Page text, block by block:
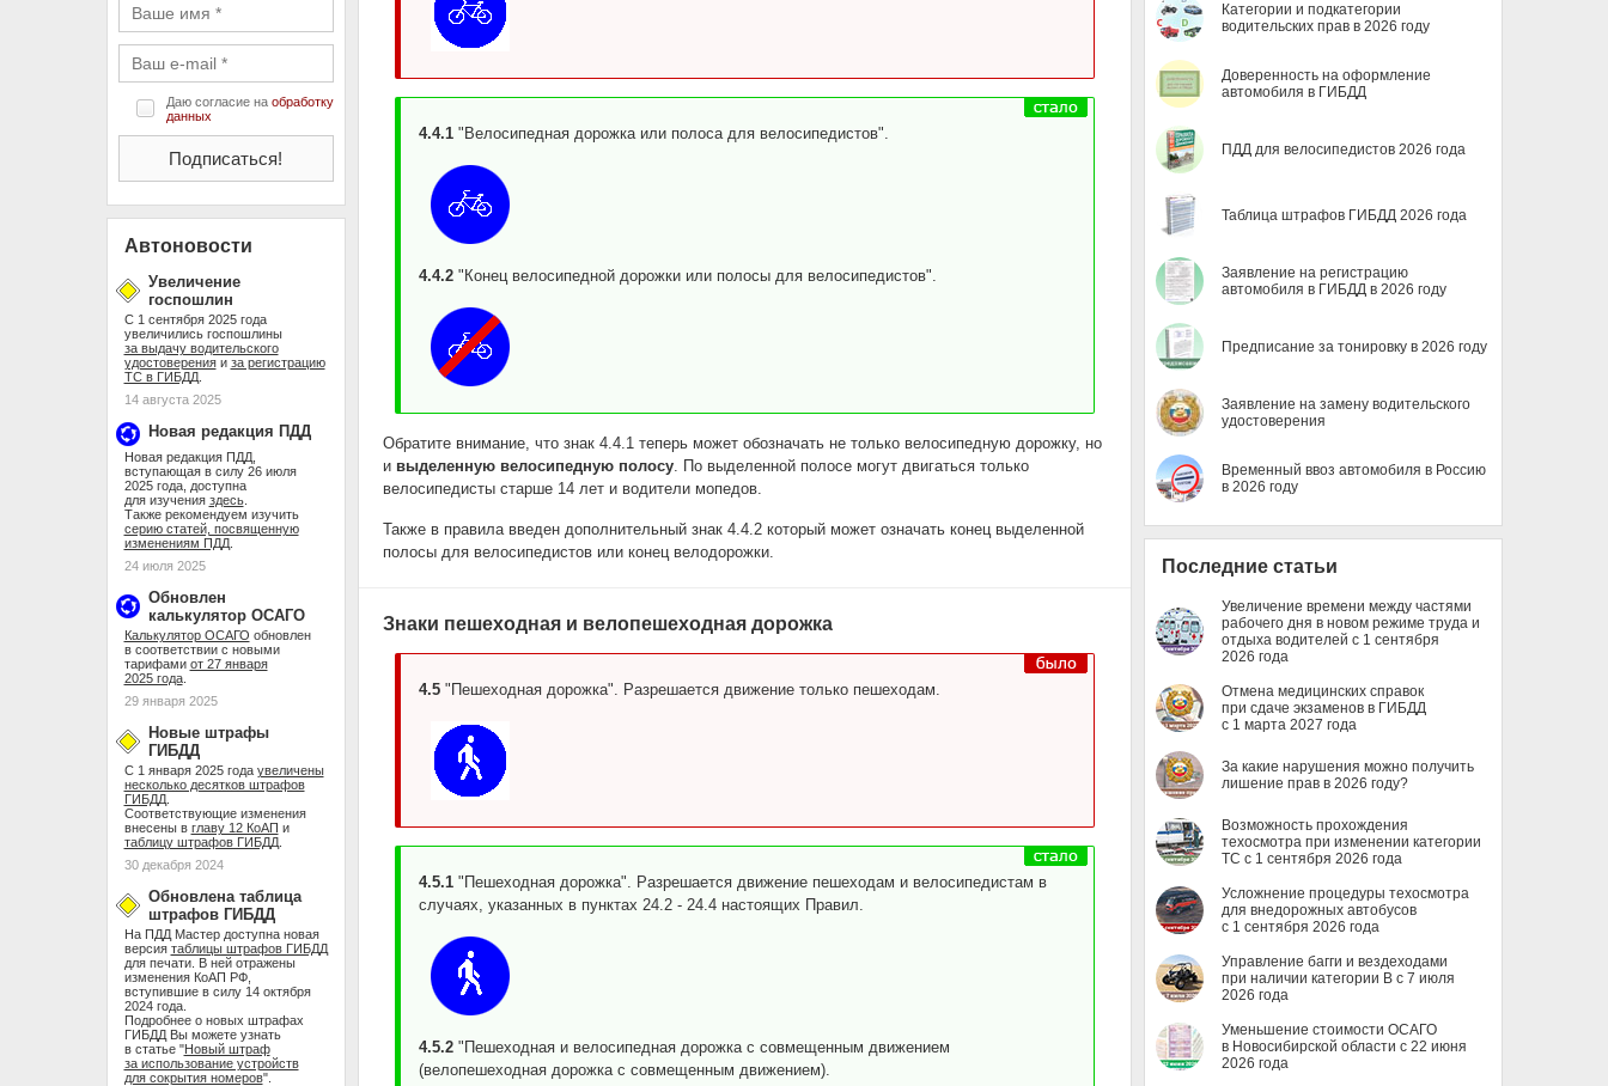
Даю согласие на обработку
данных
Автоновости
Увеличение
госпошлин
С 1 сентября 2025 года
увеличились госпошлины
за выдачу водительского
удостоверенияи за регистрацию
ТС в ГИБДД.
14 августа 2025
Новая редакция ПДД
Новая редакция ПДД,
вступающая в силу 26 июля
2025 года, доступна
для изучения здесь.
Также рекомендуем изучить
серию статей, посвященную
изменениям ПДД.
24 июля 2025
Обновлен
калькулятор ОСАГО
Калькулятор ОСАГО обновлен
в соответствии с новыми
тарифами от 27 января
2025 года.
29 января 2025
Новые штрафы
ГИБДД
С 1 января 2025 года увеличены
несколько десятков штрафов
ГИБДД.
Соответствующие изменения
внесены в главу 12 КоАП и
таблицу штрафов ГИБДД.
30 декабря 2024
Обновлена таблица
штрафов ГИБДД
На ПДД Мастер доступна новая
версия таблицы штрафов ГИБДД
для печати. В ней отражены
изменения КоАП РФ,
вступившие в силу 14 октября
2024 года.
Подробнее о новых штрафах
ГИБДД Вы можете узнать
в статье "Новый штраф
за использование устройств
для сокрытия номеров".
4.4.1"Велосипедная дорожка или полоса для велосипедистов".
4.4.2"Конец велосипедной дорожки или полосы для велосипедистов".
Обратите внимание, что знак 4.4.1 теперь может обозначать не только велосипедную дорожку, но
и выделенную велосипедную полосу. По выделенной полосе могут двигаться только
велосипедисты старше 14 лет и водители мопедов.
Также в правила введен дополнительный знак 4.4.2 который может означать конец выделенной
полосы для велосипедистов или конец велодорожки.
Знаки пешеходная и велопешеходная дорожка
4.5"Пешеходная дорожка". Разрешается движение только пешеходам.
4.5.1"Пешеходная дорожка". Разрешается движение пешеходам и велосипедистам в
случаях, указанных в пунктах 24.2 - 24.4 настоящих Правил.
4.5.2"Пешеходная и велосипедная дорожка с совмещенным движением
(велопешеходная дорожка с совмещенным движением).
Категории и подкатегории
водительских прав в 2026 году
Доверенность на оформление
автомобиля в ГИБДД
ПДД для велосипедистов 2026 года
Таблица штрафов ГИБДД 2026 года
Заявление на регистрацию
автомобиля в ГИБДД в 2026 году
Предписание за тонировку в 2026 году
Заявление на замену водительского
удостоверения
Временный ввоз автомобиля в Россию
в 2026 году
Последние статьи
Увеличение времени между частями
рабочего дня в новом режиме труда и
отдыха водителей с 1 сентября
2026 года
Отмена медицинских справок
при сдаче экзаменов в ГИБДД
с 1 марта 2027 года
За какие нарушения можно получить
лишение прав в 2026 году?
Возможность прохождения
техосмотра при изменении категории
ТС с 1 сентября 2026 года
Усложнение процедуры техосмотра
для внедорожных автобусов
с 1 сентября 2026 года
Управление багги и вездеходами
при наличии категории B с 7 июля
2026 года
Уменьшение стоимости ОСАГО
в Новосибирской области с 22 июня
2026 года